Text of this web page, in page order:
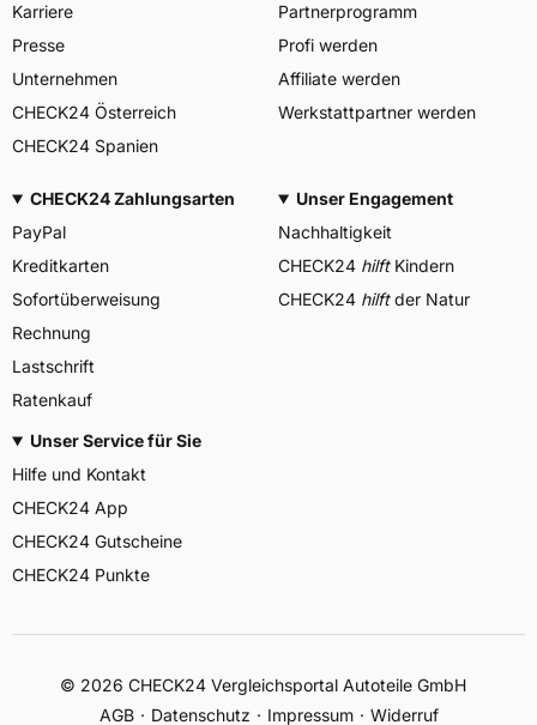
Karriere
Presse
Unternehmen
CHECK24 Österreich
CHECK24 Spanien
Partnerprogramm
Profi werden
Affiliate werden
Werkstattpartner werden
CHECK24 Zahlungsarten
PayPal
Kreditkarten
Sofortüberweisung
Rechnung
Lastschrift
Ratenkauf
Unser Engagement
Nachhaltigkeit
CHECK24 hilftKindern
CHECK24 hilftder Natur
Unser Service für Sie
Hilfe und Kontakt
CHECK24 App
CHECK24 Gutscheine
CHECK24 Punkte
© 2026 CHECK24 Vergleichsportal Autoteile GmbH
AGB
Datenschutz Impressum Widerruf